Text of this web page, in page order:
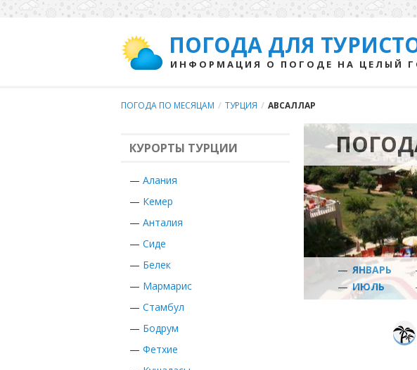
ПОГОДА ДЛЯ
ИНФОРМАЦИЯ О ПОГОДЕ НА ЦЕЛЫЙ
ПОГОДА ПО МЕСЯЦАМ / ТУРЦИЯ / АВСАЛЛАР
КУРОРТЫ ТУРЦИИ
— Алания
— Кемер
— Анталия
— Сиде
— Белек
— Мармарис
— Стамбул
— Бодрум
— Фетхие
— ЯНВАРЬ
—ИЮЛЬ